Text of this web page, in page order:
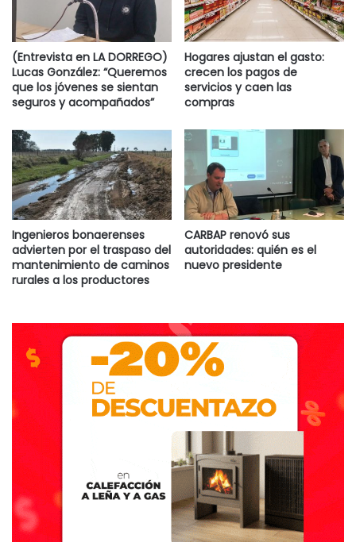
(Entrevista en LA DORREGO)
Lucas González: “Queremos
que los jóvenes se sientan
seguros y acompañados”
Hogares ajustan el gasto:
crecen los pagos de
servicios y caen las
compras
Ingenieros bonaerenses
advierten por el traspaso del
mantenimiento de caminos
rurales a los productores
CARBAP renovó sus
autoridades: quién es el
nuevo presidente